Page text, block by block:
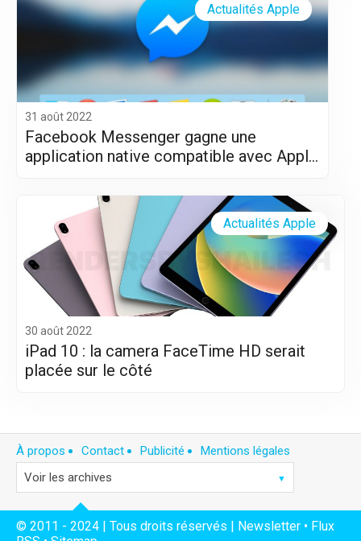
31 août 2022
Facebook Messenger gagne une
application native compatible avec Apple
Actualités Apple
30 août 2022
iPad 10 : la camera FaceTime HD serait
placée sur le côté
Actualités Apple
À propos Contact Publicité Mentions légales
© 2011 - 2024 | Tous droits réservés | Newsletter • Flux